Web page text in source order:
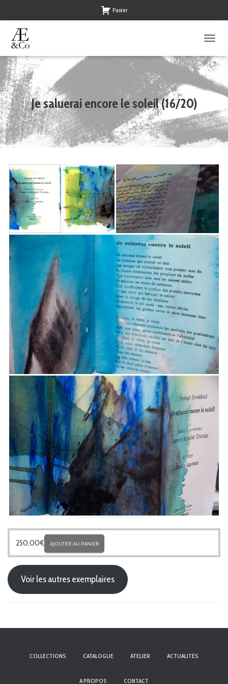
Panier
U
V
R
F
E
M
L
A
N
A
V
I
T
O
Je saluerai encore le soleil (16/20)
250,00€ AJOUTER AU PANIER
Voir les autres exemplaires
COLLECTIONS CATALOGUE ATELIER ACTUALITÉS
A PROPOS CONTACT